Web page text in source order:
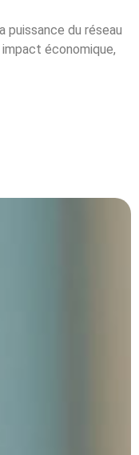
puissance du réseau
économique,